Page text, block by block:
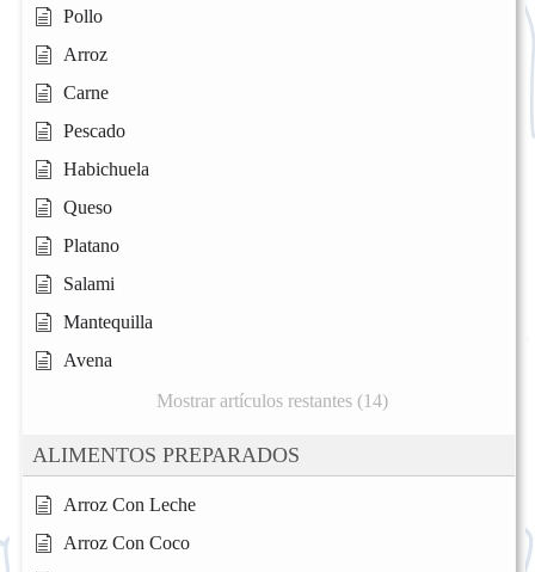
Pollo
Arroz
Carne
Pescado
Habichuela
Queso
Platano
Salami
Mantequilla
Avena
Mostrar artículos restantes (14)
ALIMENTOS PREPARADOS
Arroz Con Leche
Arroz Con Coco